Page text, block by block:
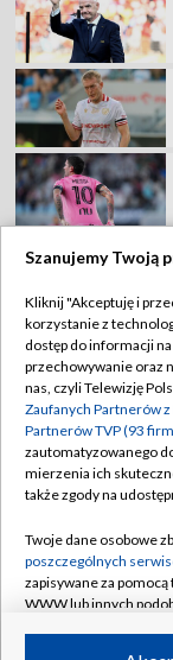
©2026
Szanujemy Twoją
Kliknij "Akceptuję i
korzystanie z
dostęp do informacji
przechowywanie oraz
nas, czyli Telewizję
Zaufanych Partnerów
Partnerów TVP (93
zautomatyzowanego
mierzenia ich
także zgody na
Twoje dane osobowe
poszczególnych
zapisywane za
WWW lub innych